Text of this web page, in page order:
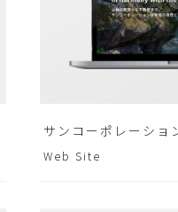
サンコーポレーショ
Web Site